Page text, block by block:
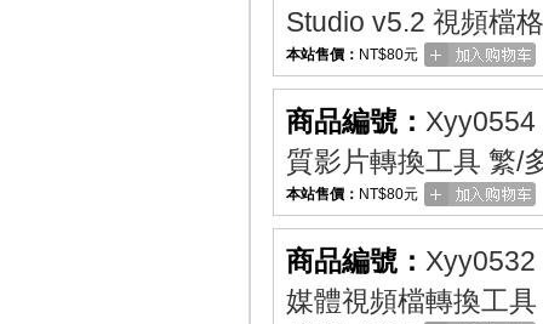
Studio v5.2 視頻檔
本站售價： NT$80元
商品編號： Xyy0554
質影片轉換工具 繁/
本站售價： NT$80元
商品編號： Xyy0532
媒體視頻檔轉換工